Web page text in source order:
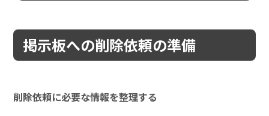
掲示板への削除依頼の準備
削除依頼に必要な情報を整理する